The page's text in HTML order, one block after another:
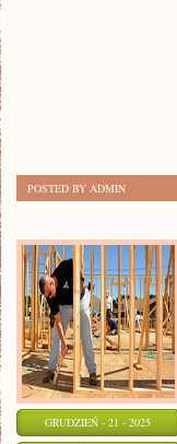
POSTED BY ADMIN
GRUDZIEŃ - 21 - 2025